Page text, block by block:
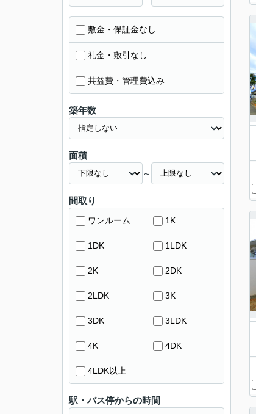
敷金・保証金なし
礼金・敷引なし
共益費・管理費込み
築年数
面積
～
間取り
ワンルーム 1K
1DK 1LDK
2K 2DK
2LDK 3K
3DK 3LDK
4K 4DK
4LDK以上
駅・バス停からの時間